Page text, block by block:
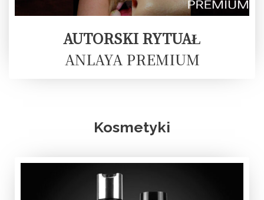
AUTORSKI RYTUAŁ
ANLAYA PREMIUM
Kosmetyki